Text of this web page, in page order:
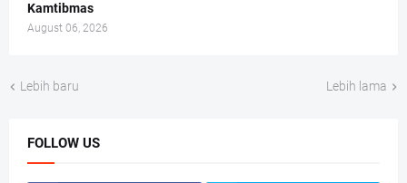
Kamtibmas
August 06, 2026
Lebih baru Lebih lama
FOLLOW US